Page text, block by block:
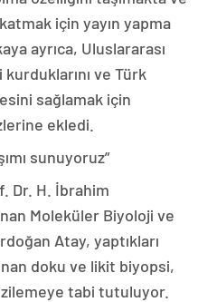
için yayın yapma
ayrıca, Uluslararası
ve Türk
sağlamak için
ekledi.
sunuyoruz”
Dr. H. İbrahim
Moleküler Biyoloji ve
Atay, yaptıkları
doku ve likit biyopsi,
tabi tutuluyor.